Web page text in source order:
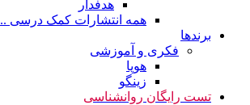
هدفدار
همه انتشارات کمک درسی ..
برندها
فکری و آموزشی
هوپا
زینگو
تست رایگان روانشناسی